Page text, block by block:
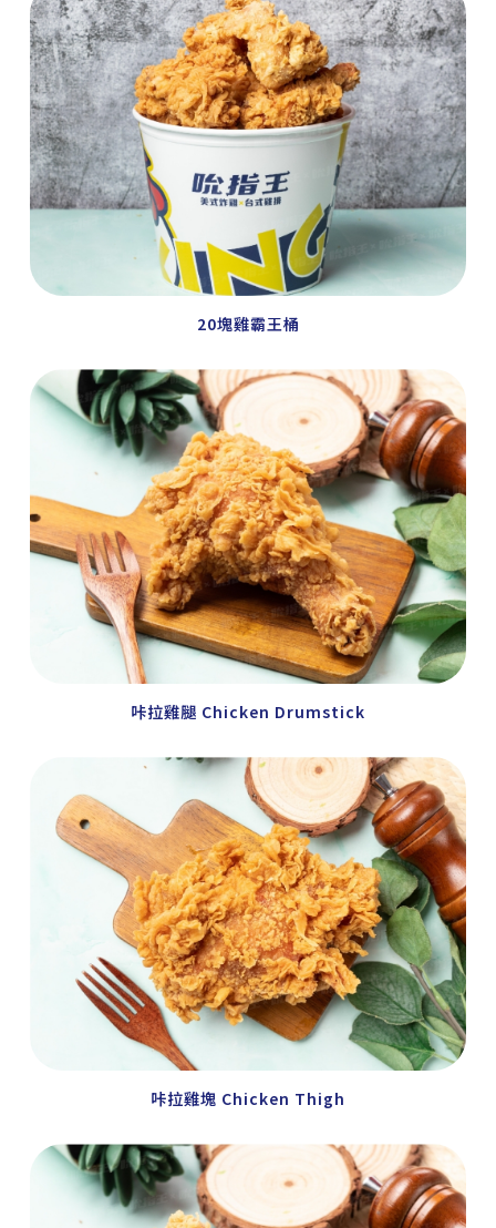
20塊雞霸王桶
咔拉雞腿 Chicken Drumstick
咔拉雞塊 Chicken Thigh